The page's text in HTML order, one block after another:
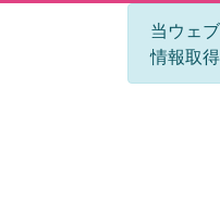
当ウェ
情報取